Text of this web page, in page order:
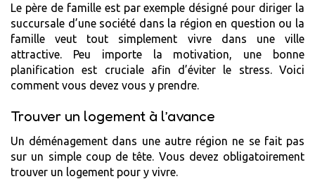
Le père de famille est par exemple désigné pour diriger la
succursale d’une société dans la région en question ou la
famille veut tout simplement vivre dans une ville
attractive. Peu importe la motivation, une bonne
planification est cruciale afin d’éviter le stress. Voici
comment vous devez vous y prendre.
Trouver un logement à l’avance
Un déménagement dans une autre région ne se fait pas
sur un simple coup de tête. Vous devez obligatoirement
trouver un logement pour y vivre.